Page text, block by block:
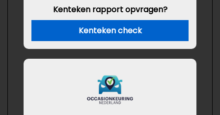
Kenteken rapport opvragen?
Kenteken check